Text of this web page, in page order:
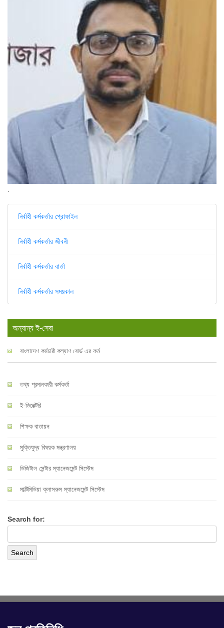
নির্বাহী কর্মকর্তার প্রোফাইল
নির্বাহী কর্মকর্তার জীবনী
নির্বাহী কর্মকর্তার বার্তা
নির্বাহী কর্মকর্তার সময়কাল
অন্যান্য ই-সেবা
বাংলাদেশ কর্মচারী কল্যাণ বোর্ড এর ফর্ম
তথ্য প্রদানকারী কর্মকর্তা
ই-ডিরেক্টরি
শিক্ষক বাতায়ন
মুক্তিযুদ্ধ বিষয়ক মন্ত্রণালয়
ডিজিটাল সেন্টার ম্যানেজমেন্ট সিস্টেম
মাল্টিমিডিয়া ক্লাসরুম ম্যানেজমেন্ট সিস্টেম
Search for: